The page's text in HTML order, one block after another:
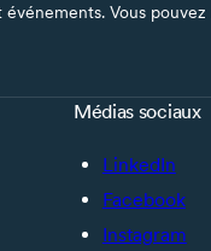
événements. Vous
Médias sociaux
LinkedIn
Facebook
Instagram